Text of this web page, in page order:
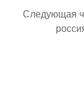
Следующая